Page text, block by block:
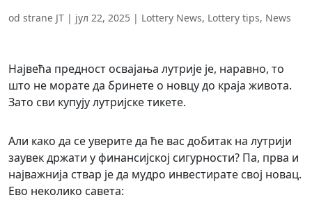
od strane JT | јул 22, 2025 | Lottery News, Lottery tips, News
Највећа предност освајања лутрије је, наравно, то
што не морате да бринете о новцу до краја живота.
Зато сви купују лутријске тикете.
Али како да се уверите да ће вас добитак на лутрији
заувек држати у финансијској сигурности? Па, прва и
најважнија ствар је да мудро инвестирате свој новац.
Ево неколико савета: